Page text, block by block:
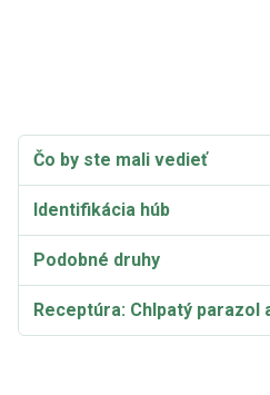
Čo by ste mali vedieť
Identifikácia húb
Podobné druhy
Receptúra: Chlpatý parazol